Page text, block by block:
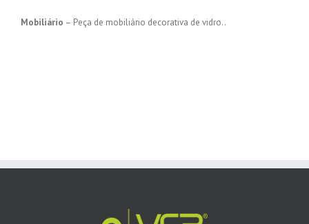
Mobiliário – Peça de mobiliário decorativa de vidro..